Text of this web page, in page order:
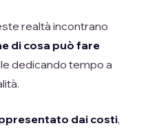
realtà incontrano
di cosa può fare
dedicando tempo a
dai costi,